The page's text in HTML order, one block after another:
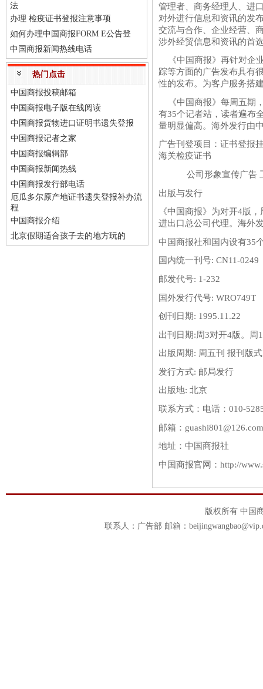
法
办理 检疫证书登报注意事项
如何办理中国商报FORM E公告登
中国商报新闻热线电话
热门点击
中国商报投稿邮箱
中国商报电子版在线阅读
中国商报货物进口证明书遗失登报
中国商报记者之家
中国商报编辑部
中国商报新闻热线
中国商报发行部电话
厄瓜多尔原产地证书遗失登报补办流
程
中国商报介绍
北京假期适合孩子去的地方玩的
管理者、商务经理人、进
对外进行信息和资讯的发
交流与合作、企业经营、
涉外经贸信息和资讯的首
《中国商报》再针对企
踪等方面的广告发布具有
性的发布。为客户服务搭
《中国商报》每周五期
有35个记者站，读者遍布
量明显偏高。海外发行由
广告刊登项目：证书登
海关检疫证书
公司形象宣传广告 工
出版与发行
《中国商报》为对开4版
进出口总公司代理。海外
中国商报社和国内设有35
国内统一刊号: CN11-0249
邮发代号: 1-232
国外发行代号: WRO749T
创刊日期: 1995.11.22
出刊日期:周3对开4版。周
出版周期: 周五刊 报刊版
发行方式: 邮局发行
出版地: 北京
联系方式： 电话：010-
邮箱：
地址：中国商报社
中国商报官网：http://
版权所有 中国
联系人：广告部 邮箱：